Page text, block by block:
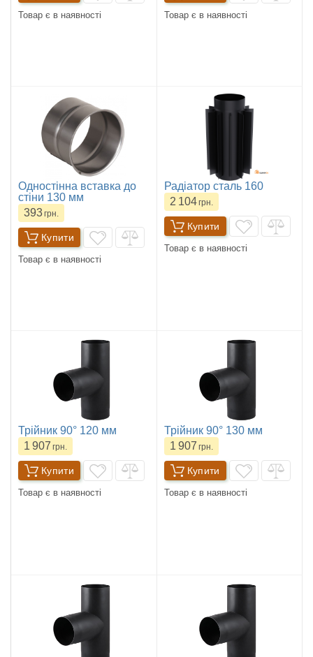
Товар є в наявності Товар є в наявності
Одностінна вставка до
стіни 130 мм
393грн.
Купити
Товар є в наявності
Радіатор сталь 160
2 104грн.
Купити
Товар є в наявності
Трійник 90° 120 мм
1 907 грн.
Купити
Товар є в наявності
Трійник 90° 130 мм
1 907 грн.
Купити
Товар є в наявності